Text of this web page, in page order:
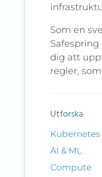
Som en
dig att
regler,
Utforska
Kubernetes
AI & ML
Compute